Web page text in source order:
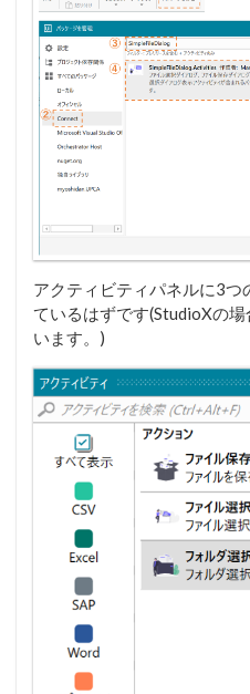
アクティビティパネルに3
ているはずです(StudioXの
います。)